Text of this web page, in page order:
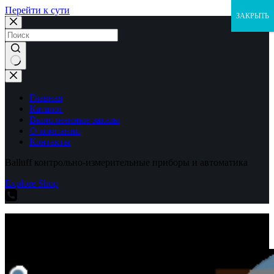
Перейти к сути
Ничего
не
найденоГлавная
Каталог
Выполненные заказы
О компании
Контакты
Balluff контрольно-измерительные приборы и автоматика
Explore Shop
ЗАКРЫТЬ